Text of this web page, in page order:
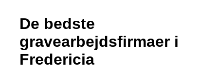
De bedste
gravearbejdsfirmaer i
Fredericia